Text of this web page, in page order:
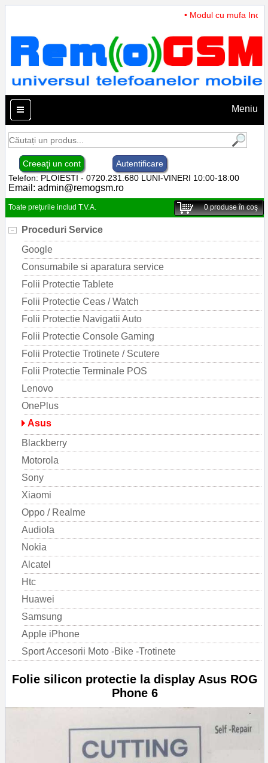
• Modul cu mufa
Meniu
Creeaţi un cont
Autentificare
Telefon: PLOIESTI - 0720.231.680 LUNI-VINERI 10:00-18:00
Email: admin@remogsm.ro
Toate preţurile includ T.V.A. 0produse în coş
Proceduri Service
Google
Consumabile si aparatura service
Folii Protectie Tablete
Folii Protectie Ceas / Watch
Folii Protectie Navigatii Auto
Folii Protectie Console Gaming
Folii Protectie Trotinete / Scutere
Folii Protectie Terminale POS
Lenovo
OnePlus
Asus
Blackberry
Motorola
Sony
Xiaomi
Oppo / Realme
Audiola
Nokia
Alcatel
Htc
Huawei
Samsung
Apple iPhone
Sport Accesorii Moto -Bike -Trotinete
Folie silicon protectie la display Asus ROG
Phone 6